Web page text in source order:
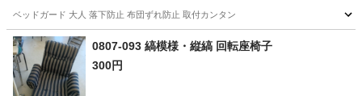
ベッドガード 大人 落下防止 布団ずれ防止 取付カンタン
神奈川 川崎市 寝具
0807-093 縞模様・縦縞 回転座椅子
300円